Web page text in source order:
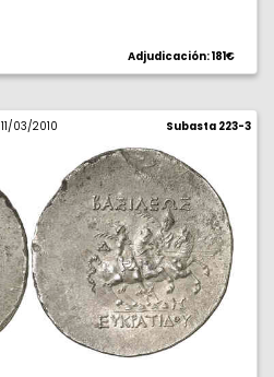
Adjudicación: 181€
11/03/2010 Subasta 223-3